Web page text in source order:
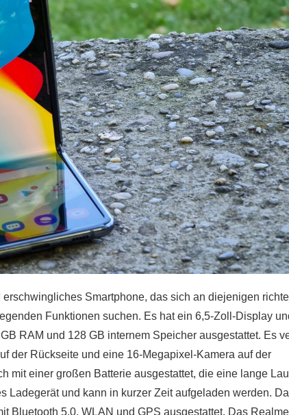
Smartphone, das sich an diejenigen
Funktionen suchen. Es hat ein 6,5-Zoll-Display
RAM und 128 GB internem Speicher ausgestattet. Es
der Rückseite und eine 16-Megapixel-Kamera auf der
mit einer großen Batterie ausgestattet, die eine lange
Ladegerät und kann in kurzer Zeit aufgeladen werden.
Bluetooth 5.0, WLAN und GPS ausgestattet. Das